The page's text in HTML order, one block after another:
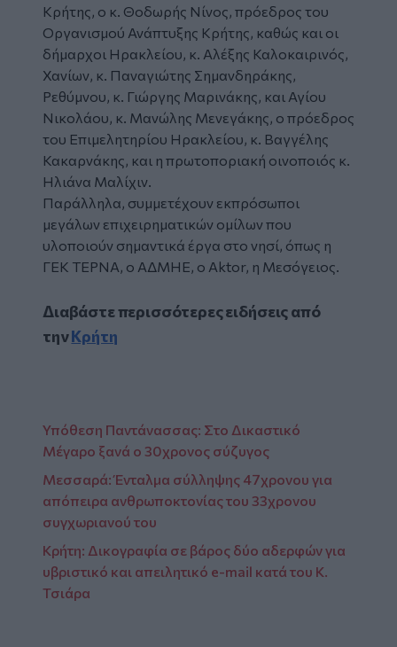
Κρήτης, ο κ. Θοδωρής Νίνος, πρόεδρος του
Οργανισμού Ανάπτυξης Κρήτης, καθώς και οι
δήμαρχοι Ηρακλείου, κ. Αλέξης Καλοκαιρινός,
Χανίων, κ. Παναγιώτης Σημανδηράκης,
Ρεθύμνου, κ. Γιώργης Μαρινάκης, και Αγίου
Νικολάου, κ. Μανώλης Μενεγάκης, ο πρόεδρος
του Επιμελητηρίου Ηρακλείου, κ. Βαγγέλης
Κακαρνάκης, και η πρωτοποριακή οινοποιός κ.
Ηλιάνα Μαλίχιν.
Παράλληλα, συμμετέχουν εκπρόσωποι
μεγάλων επιχειρηματικών ομίλων που
υλοποιούν σημαντικά έργα στο νησί, όπως η
ΓΕΚ ΤΕΡΝΑ, ο ΑΔΜΗΕ, ο Aktor, η Μεσόγειος.
Διαβάστε περισσότερες ειδήσεις από
τηνΚρήτη
Υπόθεση Παντάνασσας: Στο Δικαστικό
Μέγαρο ξανά ο 30χρονος σύζυγος
Μεσσαρά: Ένταλμα σύλληψης 47χρονου για
απόπειρα ανθρωποκτονίας του 33χρονου
συγχωριανού του
Κρήτη: Δικογραφία σε βάρος δύο αδερφών για
υβριστικό και απειλητικό e-mail κατά του Κ.
Τσιάρα